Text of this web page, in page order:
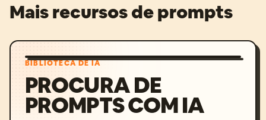
Mais recursos de prompts
BIBLIOTECA DE IA
PROCURA DE
PROMPTS COM IA